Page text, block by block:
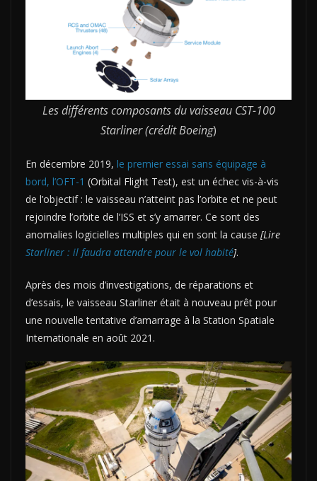
Les différents composants du vaisseau CST-100
Starliner (crédit Boeing)
En décembre 2019, le premier essai sans équipage à
bord, l’OFT-1 (Orbital Flight Test), est un échec vis-à-vis
de l’objectif : le vaisseau n’atteint pas l’orbite et ne peut
rejoindre l’orbite de l’ISS et s’y amarrer. Ce sont des
anomalies logicielles multiples qui en sont la cause [Lire
Starliner : il faudra attendre pour le vol habité].
Après des mois d’investigations, de réparations et
d’essais, le vaisseau Starliner était à nouveau prêt pour
une nouvelle tentative d’amarrage à la Station Spatiale
Internationale en août 2021.